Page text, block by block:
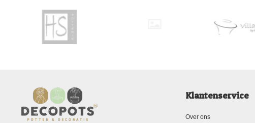
Klantenservice
Over ons